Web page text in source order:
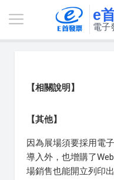
e
電子
【相關說明】
【其他】
因為展場須要採用電
導入外，也增購了
場銷售也能開立列印